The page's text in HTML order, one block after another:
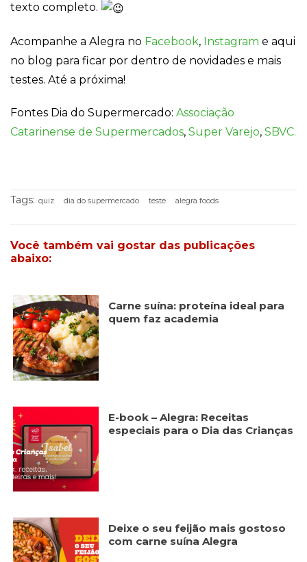
texto completo.
Acompanhe a Alegra no Facebook, Instagram e aqui
no blog para ficar por dentro de novidades e mais
testes. Até a próxima!
Fontes Dia do Supermercado: Associação
Catarinense de Supermercados, Super Varejo, SBVC.
Tags: quiz dia do supermercado teste alegra foods
Você também vai gostar das publicações
abaixo:
Carne suína: proteína ideal para
quem faz academia
E-book – Alegra: Receitas
especiais para o Dia das Crianças
Deixe o seu feijão mais gostoso
com carne suína Alegra
cookies,
algumas
funcionalidades
Eu aceito
Cookies de
comportamento
ao visitar nosso
aumenta a
chance de ver
conteúdo e